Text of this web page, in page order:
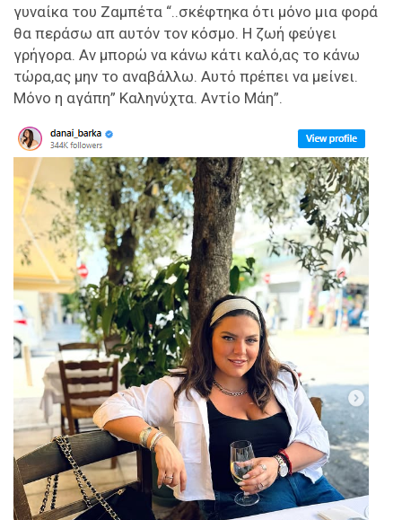
γυναίκα του Ζαμπέτα “..σκέφτηκα ότι μόνο μια φορά
θα περάσω απ αυτόν τον κόσμο. Η ζωή φεύγει
γρήγορα. Αν μπορώ να κάνω κάτι καλό,ας το κάνω
τώρα,ας μην το αναβάλλω. Αυτό πρέπει να μείνει.
Μόνο η αγάπη” Καληνύχτα. Αντίο Μάη”.